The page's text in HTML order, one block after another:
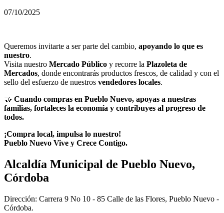
07/10/2025
Queremos invitarte a ser parte del cambio, apoyando lo que es
nuestro.
Visita nuestro Mercado Público y recorre la Plazoleta de
Mercados, donde encontrarás productos frescos, de calidad y con el
sello del esfuerzo de nuestros vendedores locales.
🤝 Cuando compras en Pueblo Nuevo, apoyas a nuestras
familias, fortaleces la economía y contribuyes al progreso de
todos.
¡Compra local, impulsa lo nuestro!
Pueblo Nuevo Vive y Crece Contigo.​
Alcaldía Municipal de Pueblo Nuevo,
Córdoba
Dirección: Carrera 9 No 10 - 85 Calle de las Flores, Pueblo Nuevo -
Córdoba.